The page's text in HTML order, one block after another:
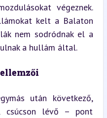
végeznek.
kelt a Balaton
nem sodródnak el a
a hullám által.
után következő,
csúcson lévő – pont